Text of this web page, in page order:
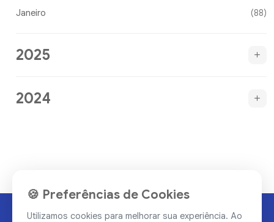
Janeiro (88)
2025
2024
🍪 Preferências de Cookies
Utilizamos cookies para melhorar sua experiência. Ao